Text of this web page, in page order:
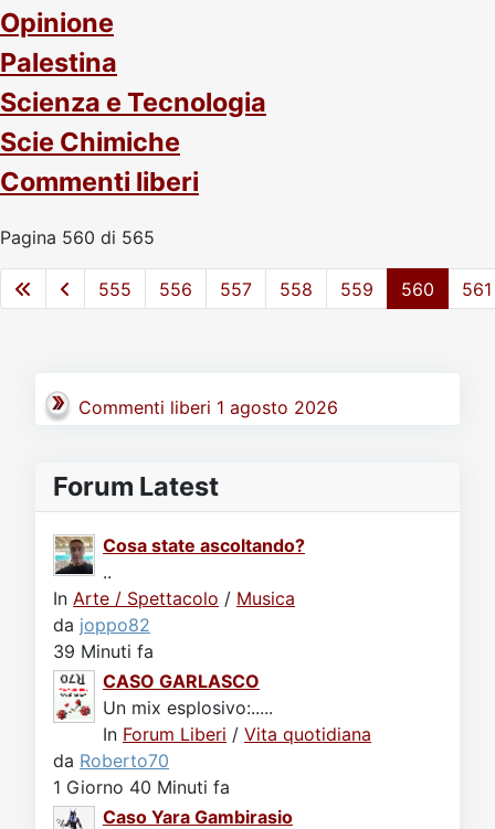
Opinione
Palestina
Scienza e Tecnologia
Scie Chimiche
Commenti liberi
Pagina 560 di 565
555 556 557 558 559 560 561
Commenti liberi 1 agosto 2026
Forum Latest
Cosa state ascoltando?
..
In Arte / Spettacolo / Musica
da joppo82
39 Minuti fa
CASO GARLASCO
Un mix esplosivo:.....
In Forum Liberi / Vita quotidiana
da Roberto70
1 Giorno 40 Minuti fa
Caso Yara Gambirasio